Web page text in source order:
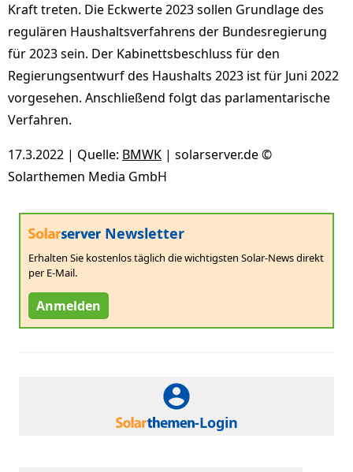
Kraft treten. Die Eckwerte 2023 sollen Grundlage des
regulären Haushaltsverfahrens der Bundesregierung
für 2023 sein. Der Kabinettsbeschluss für den
Regierungsentwurf des Haushalts 2023 ist für Juni 2022
vorgesehen. Anschließend folgt das parlamentarische
Verfahren.
17.3.2022 | Quelle: BMWK | solarserver.de ©
Solarthemen Media GmbH
Newsletter
Erhalten Sie kostenlos täglich die wichtigsten Solar-News direkt
per E-Mail.
Anmelden
-Login